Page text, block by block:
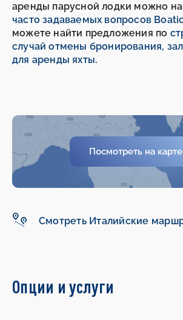
аренды парусной лодки можно
часто задаваемых вопросов
можете найти предложения по
случай отмены бронирования,
для аренды яхты.
Посмотреть на карте
Смотреть Италийские
Опции и услуги